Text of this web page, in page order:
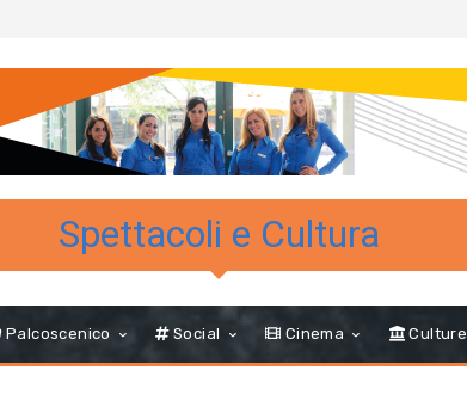
Spettacoli e Cultura
Palcoscenico Social Cinema Culture